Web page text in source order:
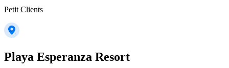
Petit Clients
Playa Esperanza Resort